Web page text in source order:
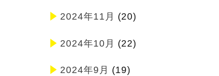
2024年11月 (20)
2024年10月 (22)
2024年9月 (19)